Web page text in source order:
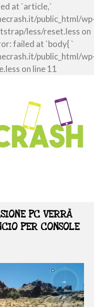
at `article,`
public_html/
less/reset.less on
failed at `body{ `
public_html/
on line 11
PC VERRÃ
PER CONSOLE